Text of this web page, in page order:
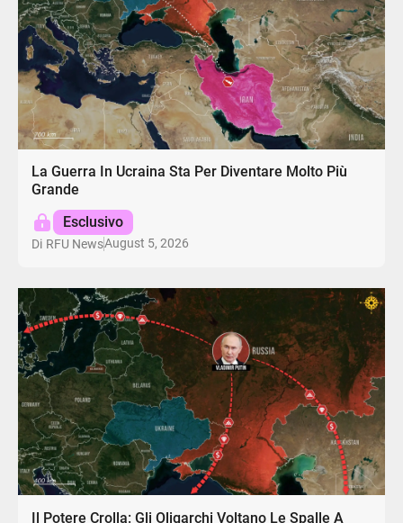
La Guerra In Ucraina Sta Per Diventare Molto Più
Grande
Esclusivo
Di RFU NewsAugust 5, 2026
Il Potere Crolla: Gli Oligarchi Voltano Le Spalle A